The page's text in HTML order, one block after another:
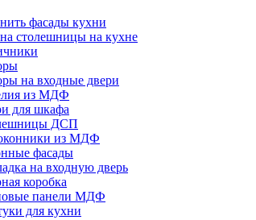
фасады кухни
столешницы на кухне
на входные двери
из МДФ
для шкафа
ДСП
из МДФ
фасады
на входную дверь
коробка
панели МДФ
для кухни